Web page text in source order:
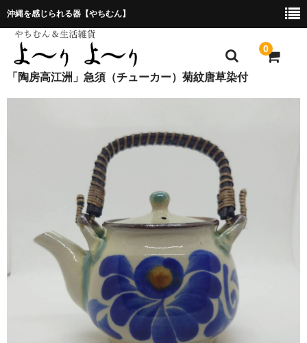
沖縄を感じられる器【やちむん】
0
特定商取引法に基づく表記
「陶房高江洲」急須（チューカー）菊紋唐草染付